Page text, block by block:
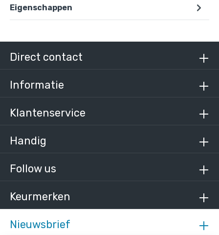
Eigenschappen
Doos Inslagdop metaal-D / 42,4 mm (150
€ 505,61 incl. BTW
€ 417,86 excl. BTW
Nieuwsbrief
Follow us
Keurmerken
Direct contact
Informatie
Klantenservice
Handig